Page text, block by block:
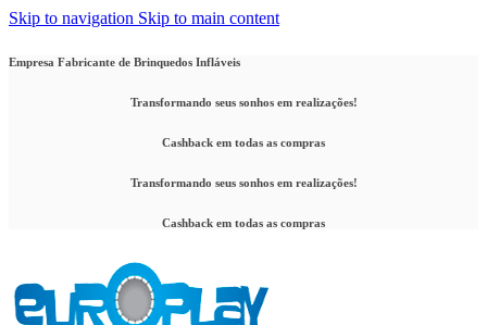
Skip to navigation Skip to main content
Empresa Fabricante de Brinquedos Infláveis
Transformando seus sonhos em realizações!
Cashback em todas as compras
Transformando seus sonhos em realizações!
Cashback em todas as compras